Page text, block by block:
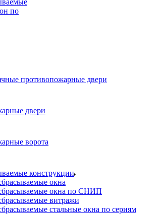
по
противопожарные двери
двери
ворота
конструкции
окна
окна по СНИП
витражи
стальные окна по сериям